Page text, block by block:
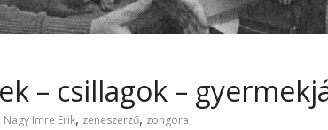
– csillagok –
Nagy Imre Erik, zeneszerző, zongora